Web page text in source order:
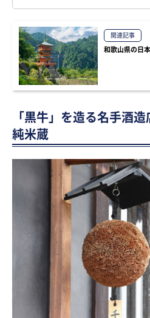
関連記事
和歌山県の日
「黒牛」を造る名手酒
純米蔵